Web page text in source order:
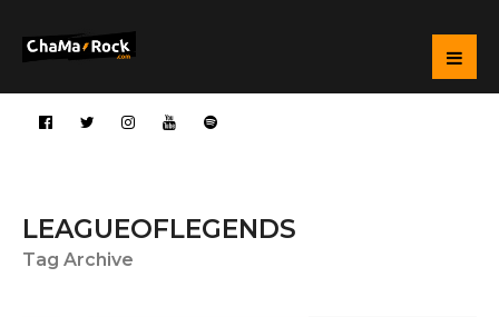
LEAGUEOFLEGENDS
Tag Archive